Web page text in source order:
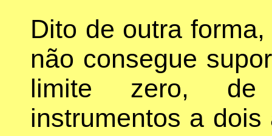
Dito de outra
não consegue
limite zero,
instrumentos a